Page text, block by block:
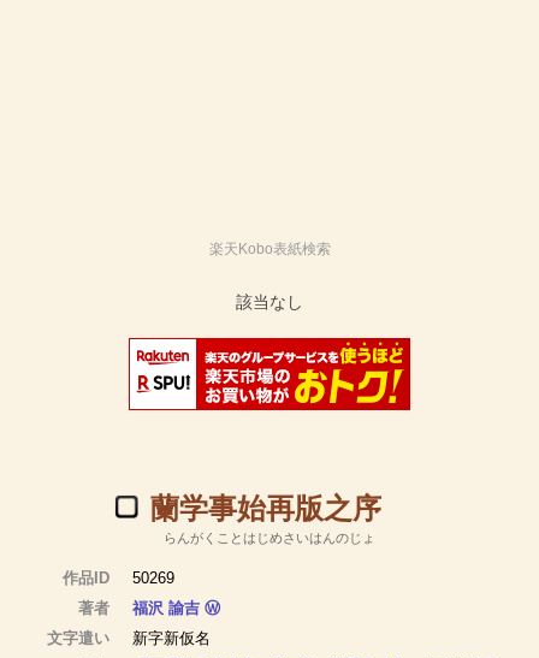
楽天Kobo表紙検索
蘭学事始再版之序
らんがくことはじめさいはんのじょ
作品ID
50269
著者
福沢 諭吉 Ⓦ
文字遣い
新字新仮名